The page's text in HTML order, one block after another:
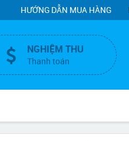
HƯỚNG DẪN MUA HÀNG
NGHIỆM THU
Thanh toán